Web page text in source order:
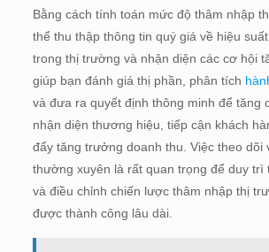
Bằng cách tính toán mức độ thâm nhập
thể thu thập thông tin quý giá về hiệu
trong thị trường và nhận diện các cơ hội
giúp bạn đánh giá thị phần, phân tích
và đưa ra quyết định thông minh để tăng
nhận diện thương hiệu, tiếp cận khách
đẩy tăng trưởng doanh thu. Việc theo dõi
thường xuyên là rất quan trọng để duy trì
và điều chỉnh chiến lược thâm nhập thị
được thành công lâu dài.